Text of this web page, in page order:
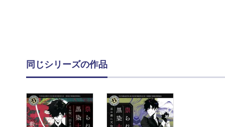
同じシリーズの作品